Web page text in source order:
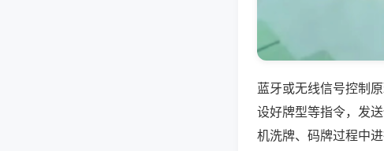
蓝牙或无线信号控制
设好牌型等指令，发
机洗牌、码牌过程中